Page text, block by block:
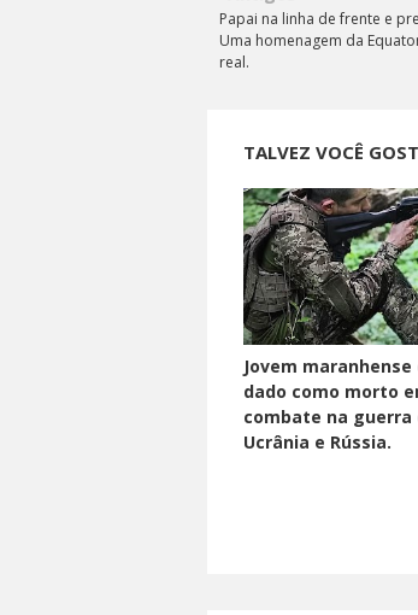
Papai na linha de frente e
Uma homenagem da
real.
TALVEZ VOCÊ
Jovem maranhense
dado como morto
combate na guerra
Ucrânia e Rússia.